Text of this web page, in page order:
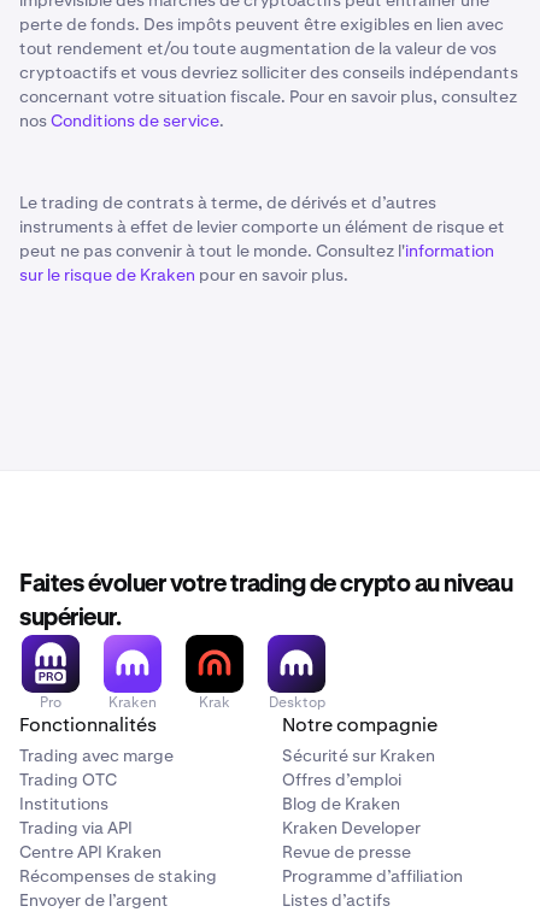
perte de fonds. Des impôts peuvent être exigibles en lien avec
tout rendement et/ou toute augmentation de la valeur de vos
cryptoactifs et vous devriez solliciter des conseils indépendants
concernant votre situation fiscale. Pour en savoir plus, consultez
nosConditions de service.
Le trading de contrats à terme, de dérivés et d’autres
instruments à effet de levier comporte un élément de risque et
peut ne pas convenir à tout le monde. Consultez l'information
sur le risque de Kraken pour en savoir plus.
Faites évoluer votre trading de crypto au niveau
supérieur.
Pro Kraken Krak Desktop
Fonctionnalités
Trading avec marge
Trading OTC
Institutions
Trading via API
Centre API Kraken
Récompenses de staking
Envoyer de l’argent
Notre compagnie
Sécurité sur Kraken
Offres d’emploi
Blog de Kraken
Kraken Developer
Revue de presse
Programme d’affiliation
Listes d’actifs